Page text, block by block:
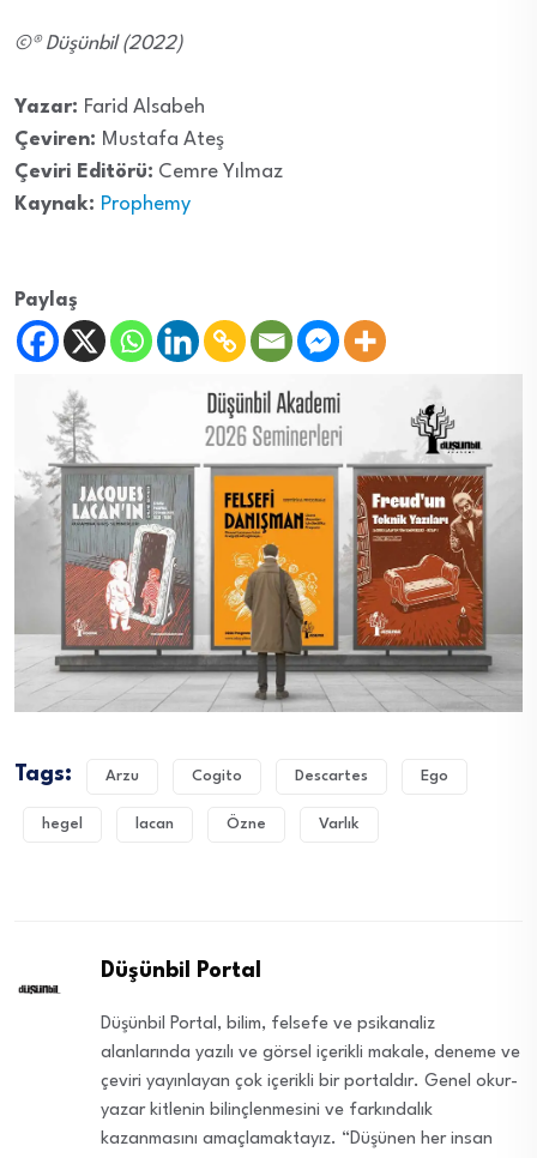
©® Düşünbil (2022)
Yazar: Farid Alsabeh
Çeviren: Mustafa Ateş
Çeviri Editörü: Cemre Yılmaz
Kaynak: Prophemy
Paylaş
Tags: Arzu Cogito Descartes Ego
hegel lacan Özne Varlık
Düşünbil Portal
Düşünbil Portal, bilim, felsefe ve psikanaliz
alanlarında yazılı ve görsel içerikli makale, deneme ve
çeviri yayınlayan çok içerikli bir portaldır. Genel okur-
yazar kitlenin bilinçlenmesini ve farkındalık
kazanmasını amaçlamaktayız. “Düşünen her insan